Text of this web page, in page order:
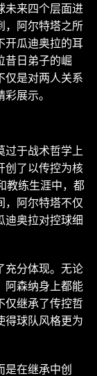
未来四个层面进
，阿尔特塔之所
开瓜迪奥拉的耳
昔日弟子的崛
仅是对两人关系
展示。
过于战术哲学上
创了以传控为核
教练生涯中，都
，阿尔特塔不仅
迪奥拉对控球细
充分体现。无论
阿森纳身上都能
仅继承了传控哲
得球队风格更为
是在继承中创